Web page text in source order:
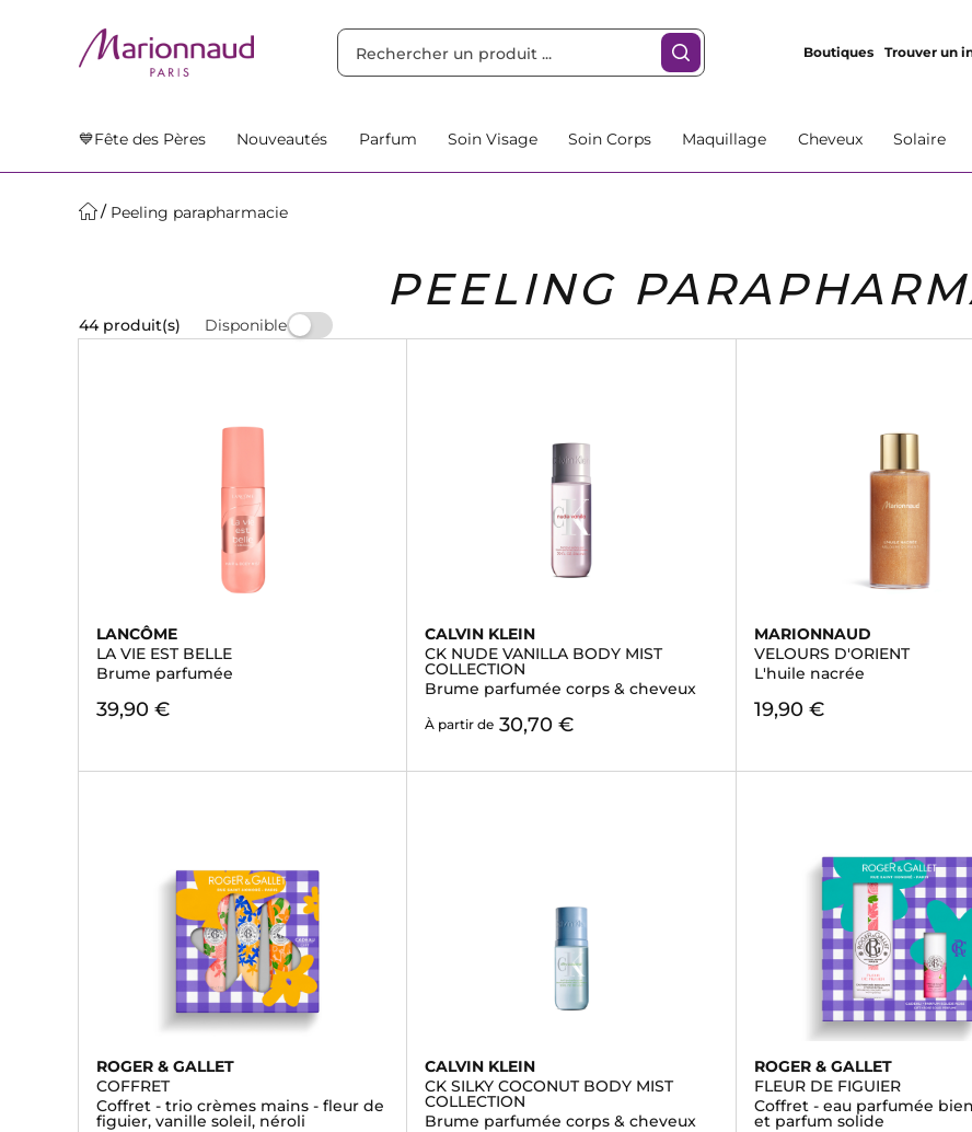
Boutiques Trouver un
💙Fête des Pères Nouveautés Parfum Soin Visage Soin Corps Maquillage Cheveux Solaire
Peeling parapharmacie
PEELING
44 produit(s) Disponible
LANCÔME
LA VIE EST BELLE
Brume parfumée
39,90 €
CALVIN KLEIN
CK NUDE VANILLA BODY MIST
COLLECTION
Brume parfumée corps & cheveux
À partir de 30,70 €
MARIONNAUD
VELOURS D'ORIENT
L'huile nacrée
19,90 €
ROGER & GALLET
COFFRET
Coffret - trio crèmes mains - fleur de
figuier, vanille soleil, néroli
CALVIN KLEIN
CK SILKY COCONUT BODY MIST
COLLECTION
Brume parfumée corps & cheveux
ROGER & GALLET
FLEUR DE FIGUIER
Coffret - eau parfumée
et parfum solide